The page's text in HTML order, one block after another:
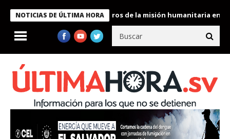
NOTICIAS DE ÚLTIMA HORA
Bukele condecora a miembros de la misión humanitaria enviada